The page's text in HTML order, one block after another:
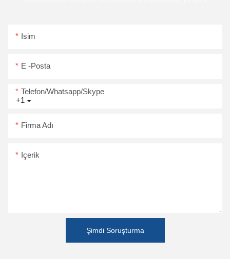
Isim
E -posta
+1
Telefon/Whatsapp/Skype
Firma Adı
Içerik
Şimdi Soruşturma